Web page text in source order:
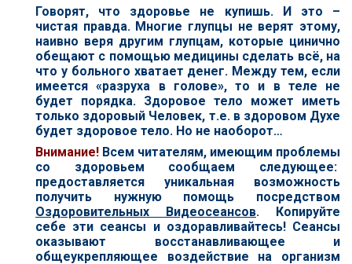
Говорят, что здоровье не купишь. И это –
чистая правда. Многие глупцы не верят этому,
наивно веря другим глупцам, которые цинично
обещают с помощью медицины сделать всё, на
что у больного хватает денег. Между тем, если
имеется «разруха в голове», то и в теле не
будет порядка. Здоровое тело может иметь
только здоровый Человек, т.е. в здоровом Духе
будет здоровое тело. Но не наоборот…
Внимание! Всем читателям, имеющим проблемы
со здоровьем сообщаем следующее:
предоставляется уникальная возможность
получить нужную помощь посредством
Оздоровительных Видеосеансов. Копируйте
себе эти сеансы и оздоравливайтесь! Сеансы
оказывают восстанавливающее и
общеукрепляющее воздействие на организм